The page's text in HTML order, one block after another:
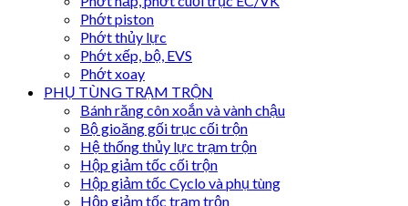
Phớt piston
Phớt thủy lực
Phớt xếp, bộ, EVS
Phớt xoay
PHỤ TÙNG TRẠM TRỘN
Bánh răng côn xoắn và vành chậu
Bộ gioăng gối trục cối trộn
Hệ thống thủy lực trạm trộn
Hộp giảm tốc cối trộn
Hộp giảm tốc Cyclo và phụ tùng
Hộp giảm tốc trạm trộn